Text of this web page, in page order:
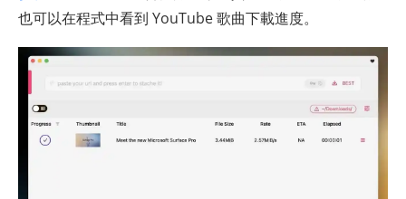
也可以在程式中看到 YouTube 歌曲下載進度。